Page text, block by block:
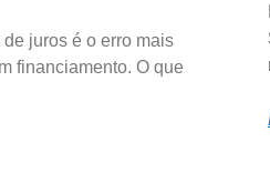
juros é o erro mais
financiamento. O que